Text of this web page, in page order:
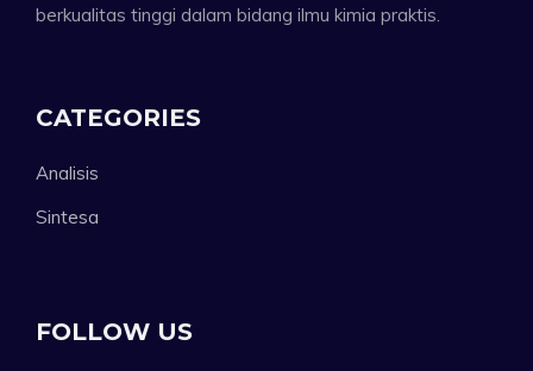
berkualitas tinggi dalam bidang ilmu kimia praktis.
CATEGORIES
Analisis
Sintesa
FOLLOW US